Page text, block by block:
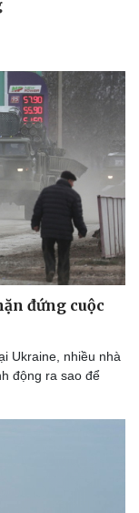
đứng cuộc
Ukraine, nhiều nhà
động ra sao để